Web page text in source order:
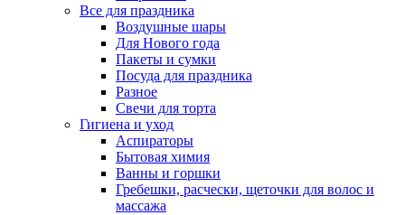
Все для праздника
Воздушные шары
Для Нового года
Пакеты и сумки
Посуда для праздника
Разное
Свечи для торта
Гигиена и уход
Аспираторы
Бытовая химия
Ванны и горшки
Гребешки, расчески, щеточки для волос и
массажа